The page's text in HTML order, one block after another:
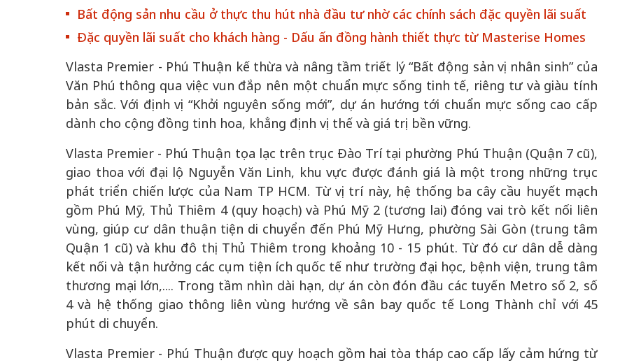
Bất động sản nhu cầu ở thực thu hút nhà đầu tư nhờ các chính sách đặc quyền lãi suất
Đặc quyền lãi suất cho khách hàng - Dấu ấn đồng hành thiết thực từ Masterise Homes
Vlasta Premier - Phú Thuận kế thừa và nâng tầm triết lý “Bất động sản vị nhân sinh” của
Văn Phú thông qua việc vun đắp nên một chuẩn mực sống tinh tế, riêng tư và giàu tính
bản sắc. Với định vị “Khởi nguyên sống mới”, dự án hướng tới chuẩn mực sống cao cấp
dành cho cộng đồng tinh hoa, khẳng định vị thế và giá trị bền vững.
Vlasta Premier - Phú Thuận tọa lạc trên trục Đào Trí tại phường Phú Thuận (Quận 7 cũ),
giao thoa với đại lộ Nguyễn Văn Linh, khu vực được đánh giá là một trong những trục
phát triển chiến lược của Nam TP HCM. Từ vị trí này, hệ thống ba cây cầu huyết mạch
gồm Phú Mỹ, Thủ Thiêm 4 (quy hoạch) và Phú Mỹ 2 (tương lai) đóng vai trò kết nối liên
vùng, giúp cư dân thuận tiện di chuyển đến Phú Mỹ Hưng, phường Sài Gòn (trung tâm
Quận 1 cũ) và khu đô thị Thủ Thiêm trong khoảng 10 - 15 phút. Từ đó cư dân dễ dàng
kết nối và tận hưởng các cụm tiện ích quốc tế như trường đại học, bệnh viện, trung tâm
thương mại lớn,.... Trong tầm nhìn dài hạn, dự án còn đón đầu các tuyến Metro số 2, số
4 và hệ thống giao thông liên vùng hướng về sân bay quốc tế Long Thành chỉ với 45
phút di chuyển.
Vlasta Premier - Phú Thuận được quy hoạch gồm hai tòa tháp cao cấp lấy cảm hứng từ
50 năm Việt Nam gia
nhập UNESCO: Khơi
nguồn nội lực văn hóa,
định hình vị thế kiến
tạo | Kỳ 4: Sáng kiến
làm nên diện mạo mới
50 năm Việt Nam gia
nhập UNESCO: Khơi
nguồn nội lực văn hóa,
định hình vị thế kiến
tạo | Kỳ 3: Hội nhập
quốc tế bằng bản lĩnh
Việt Nam
50 năm Việt Nam gia
nhập UNESCO: Khơi
nguồn nội lực văn hóa,
định hình vị thế kiến
tạo | Kỳ 1: Khát vọng
hòa bình thể hiện trong
quyết định lịch sử
50 năm Việt
nhập
nguồn nội lực,
vị thế kiến
Chuyển hóa
triển